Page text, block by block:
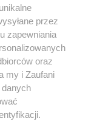
Youtube
przez
zapewniania
oraz
my i Zaufani